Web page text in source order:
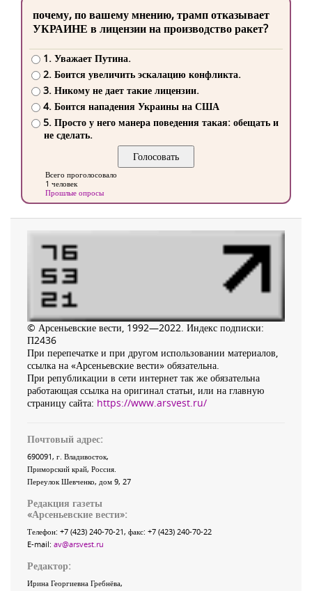
почему, по вашему мнению, трамп отказывает
УКРАИНЕ в лицензии на производство ракет?
1. Уважает Путина.
2. Боится увеличить эскалацию конфликта.
3. Никому не дает такие лицензии.
4. Боится нападения Украины на США
5. Просто у него манера поведения такая: обещать и
не сделать.
Всего проголосовало
1 человек
Прошлые опросы
© Арсеньевские вести, 1992—2022. Индекс подписки:
П2436
При перепечатке и при другом использовании материалов,
ссылка на «Арсеньевские вести» обязательна.
При републикации в сети интернет так же обязательна
работающая ссылка на оригинал статьи, или на главную
страницу сайта: https://www.arsvest.ru/
Почтовый адрес:
690091, г. Владивосток,
Приморский край, Россия
Переулок Шевченко, дом 9, 27
Редакция газеты
«Арсеньевские вести»:
Телефон: +7 (423) 240-70-21, факс: +7 (423) 240-70-22
E-mail: av@arsvest.ru
Редактор:
Ирина Георгиевна Гребнёва,